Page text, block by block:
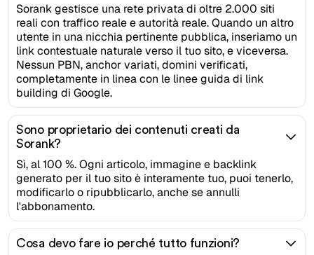
Sorank gestisce una rete privata di oltre 2.000 siti
reali con traffico reale e autorità reale. Quando un altro
utente in una nicchia pertinente pubblica, inseriamo un
link contestuale naturale verso il tuo sito, e viceversa.
Nessun PBN, anchor variati, domini verificati,
completamente in linea con le linee guida di link
building di Google.
Sono proprietario dei contenuti creati da
Sorank?
Sì, al 100 %. Ogni articolo, immagine e backlink
generato per il tuo sito è interamente tuo, puoi tenerlo,
modificarlo o ripubblicarlo, anche se annulli
l'abbonamento.
Cosa devo fare io perché tutto funzioni?